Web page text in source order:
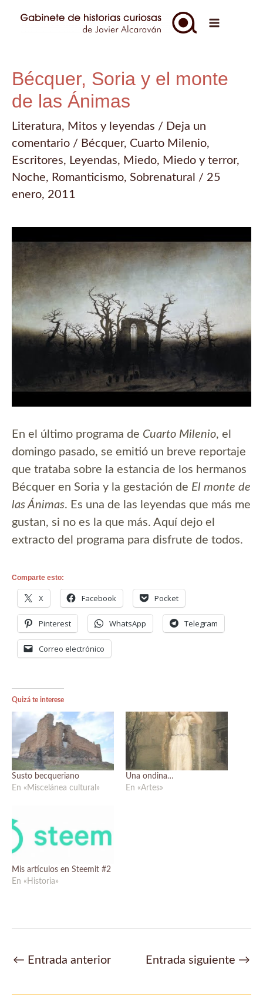
Menu
Bécquer, Soria y el monte
de las Ánimas
Literatura, Mitos y leyendas / Deja un
comentario / Bécquer, Cuarto Milenio,
Escritores, Leyendas, Miedo, Miedo y terror,
Noche, Romanticismo, Sobrenatural / 25
enero, 2011
En el último programa de Cuarto Milenio, el
domingo pasado, se emitió un breve reportaje
que trataba sobre la estancia de los hermanos
Bécquer en Soria y la gestación de El monte de
las Ánimas. Es una de las leyendas que más me
gustan, si no es la que más. Aquí dejo el
extracto del programa para disfrute de todos.
Comparte esto:
X Facebook Pocket
Pinterest WhatsApp Telegram
Correo electrónico
Quizá te interese
Susto becqueriano
En «Miscelánea cultural»
Una ondina…
En «Artes»
Mis artículos en Steemit #2
En «Historia»
Navegación
← Entrada anterior Entrada siguiente →